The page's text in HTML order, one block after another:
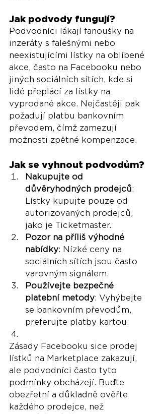
Jak podvody fungují?
Podvodníci lákají fanoušky na
inzeráty s falešnými nebo
neexistujícími lístky na oblíbené
akce, často na Facebooku nebo
jiných sociálních sítích, kde si
lidé přeplácí za lístky na
vyprodané akce. Nejčastěji pak
požadují platbu bankovním
převodem, čímž zamezují
možnosti zpětné kompenzace.
Jak se vyhnout podvodům?
Nakupujte od
důvěryhodných prodejců:
Lístky kupujte pouze od
autorizovaných prodejců,
jako je Ticketmaster.
Pozor na příliš výhodné
nabídky: Nízké ceny na
sociálních sítích jsou často
varovným signálem.
Používejte bezpečné
platební metody: Vyhýbejte
se bankovním převodům,
preferujte platby kartou.
Zásady Facebooku sice prodej
lístků na Marketplace zakazují,
ale podvodníci často tyto
podmínky obcházejí. Buďte
obezřetní a důkladně ověřte
každého prodejce, než